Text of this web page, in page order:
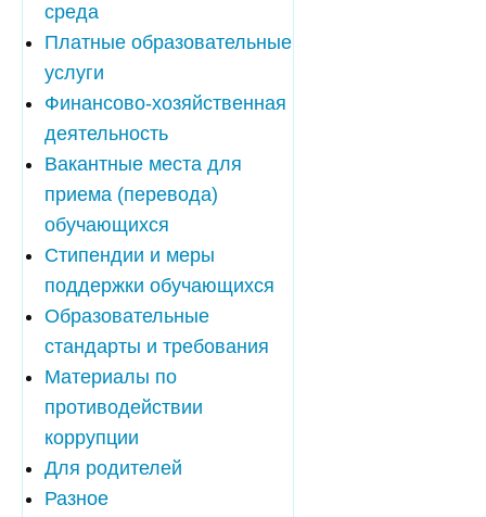
среда
Платные образовательные
услуги
Финансово-хозяйственная
деятельность
Вакантные места для
приема (перевода)
обучающихся
Стипендии и меры
поддержки обучающихся
Образовательные
стандарты и требования
Материалы по
противодействии
коррупции
Для родителей
Разное